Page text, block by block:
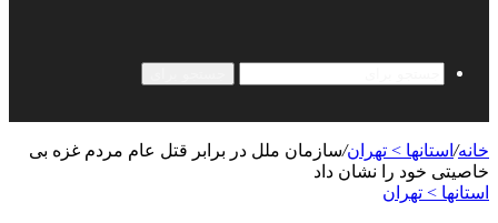
خانه/ استانها > تهران/سازمان ملل در برابر قتل عام مردم غزه بی
خاصیتی خود را نشان داد
استانها > تهران